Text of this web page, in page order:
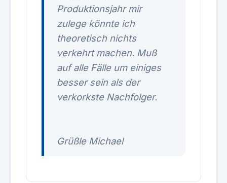
Produktionsjahr mir
zulege könnte ich
theoretisch nichts
verkehrt machen. Muß
auf alle Fälle um einiges
besser sein als der
verkorkste Nachfolger.
Grüßle Michael